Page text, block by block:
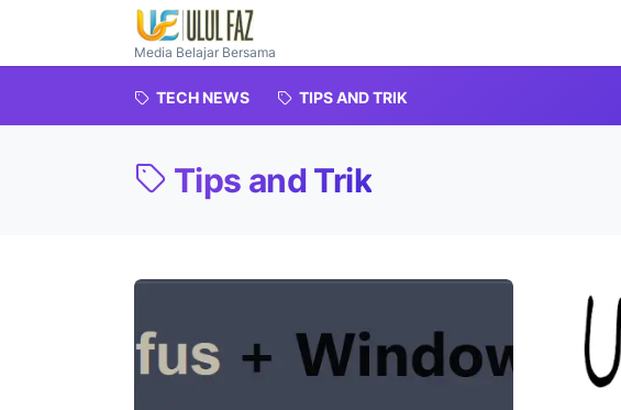
Media Belajar Bersama
TECH NEWS TIPS AND TRIK
Tips and Trik